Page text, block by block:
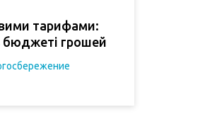
тарифами:
бюджеті грошей